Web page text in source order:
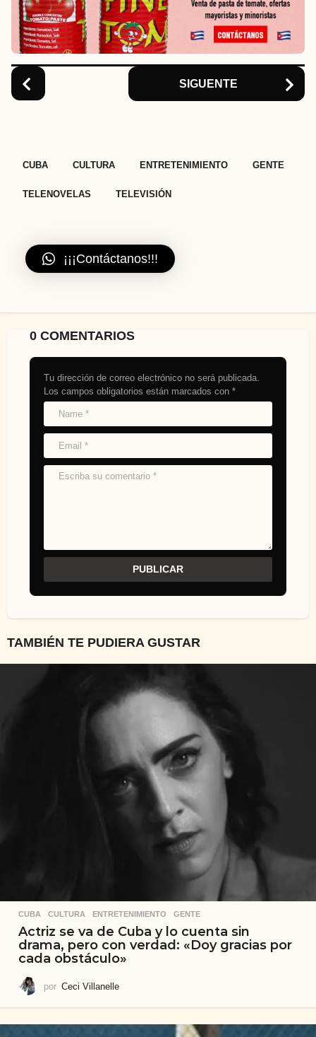
o
n
SIGUENTE
CUBA CULTURA ENTRETENIMIENTO GENTE
TELENOVELAS TELEVISIÓN
¡¡¡Contáctanos!!!
0 COMENTARIOS
Tu dirección de correo electrónico no será publicada.
Los campos obligatorios están marcados con *
TAMBIÉN TE PUDIERA GUSTAR
CUBA ,CULTURA ,ENTRETENIMIENTO ,GENTE
Actriz se va de Cuba y lo cuenta sin
drama, pero con verdad: «Doy gracias por
cada obstáculo»
por Ceci Villanelle